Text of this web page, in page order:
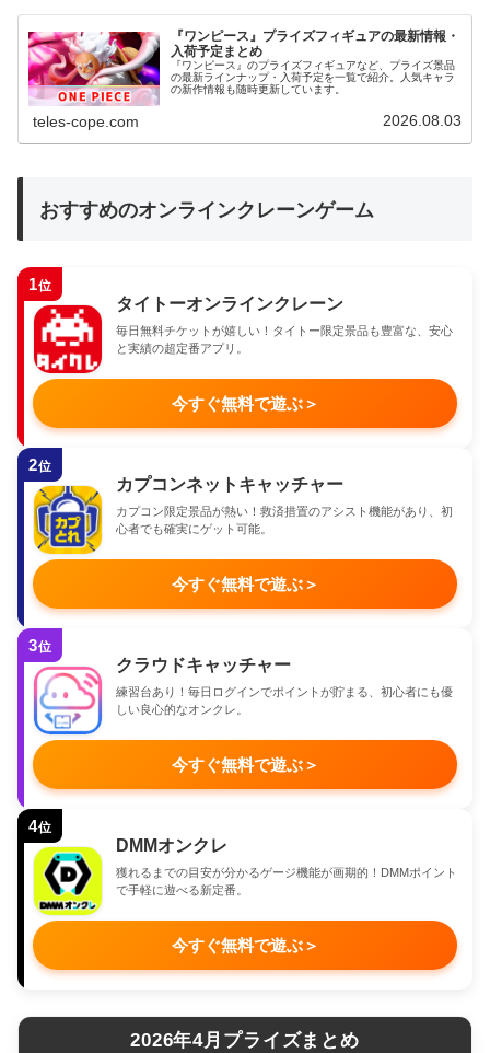
『ワンピース』プライズフィギュアの最新情報・
入荷予定まとめ
『ワンピース』のプライズフィギュアなど、プライズ景品
の最新ラインナップ・入荷予定を一覧で紹介。人気キャラ
の新作情報も随時更新しています。
teles-cope.com 2026.08.03
おすすめのオンラインクレーンゲーム
1位
タイトーオンラインクレーン
毎日無料チケットが嬉しい！タイトー限定景品も豊富な、安心
と実績の超定番アプリ。
今すぐ無料で遊ぶ＞
2位
カプコンネットキャッチャー
カプコン限定景品が熱い！救済措置のアシスト機能があり、初
心者でも確実にゲット可能。
今すぐ無料で遊ぶ＞
3位
クラウドキャッチャー
練習台あり！毎日ログインでポイントが貯まる、初心者にも優
しい良心的なオンクレ。
今すぐ無料で遊ぶ＞
4位
DMMオンクレ
獲れるまでの目安が分かるゲージ機能が画期的！DMMポイント
で手軽に遊べる新定番。
今すぐ無料で遊ぶ＞
2026年4月プライズまとめ